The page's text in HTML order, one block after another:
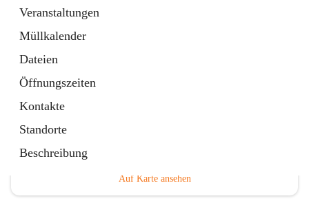
Veranstaltungen
Müllkalender
Dateien
Öffnungszeiten
Kontakte
Standorte
Beschreibung
Auf Karte ansehen